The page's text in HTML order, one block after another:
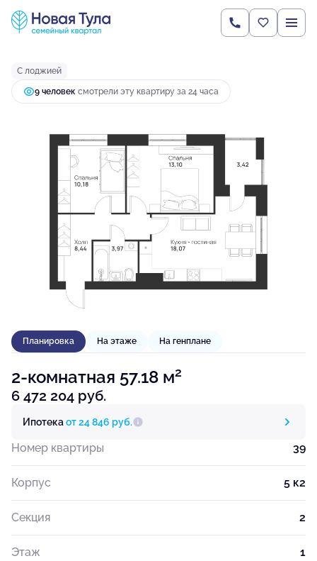
2-комнатная57.18 м 6 472 204 руб.
Ипотекаот 24 846 руб.
С лоджией
9 человек смотрели эту квартиру за 24 часа
Планировка На этаже На генплане
2-комнатная 57.18 м2
6 472 204 руб.
Ипотекаот 24 846 руб.
Номер квартиры 39
Корпус 5 к2
Секция 2
Этаж 1